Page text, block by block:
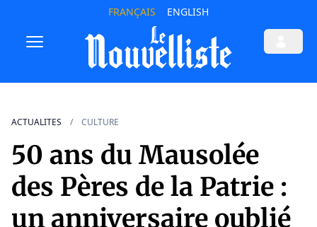
FRANÇAIS ENGLISH
ACTUALITES CULTURE
50 ans du Mausolée
des Pères de la Patrie :
un anniversaire oublié